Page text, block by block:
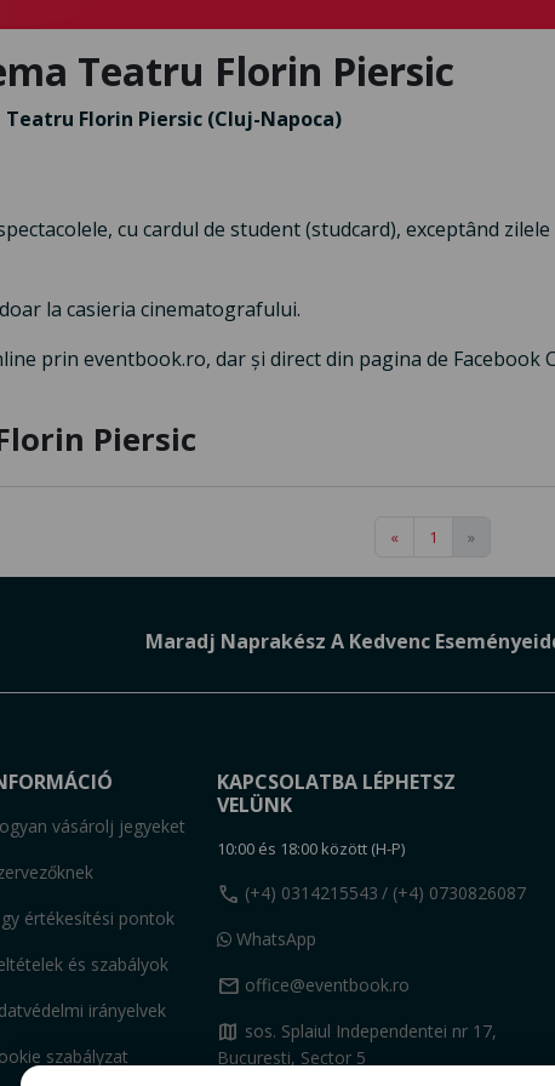
Teatru Florin Piersic
Florin Piersic (Cluj-Napoca)
cu cardul de student (studcard), exceptând
la casieria cinematografului.
prin eventbook.ro, dar și direct din pagina de Facebook
Piersic
« 1 »
Maradj Naprakész A Kedvenc
vásárolj jegyeket
értékesítési pontok
és szabályok
irányelvek
szabályzat
KAPCSOLATBA LÉPHETSZ
VELÜNK
10:00 és 18:00 között (H-P)
call (+4) 0314215543 / (+4) 0730826087
WhatsApp
mail office@eventbook.ro
map sos. Splaiul Independentei nr 17,
Bucuresti, Sector 5